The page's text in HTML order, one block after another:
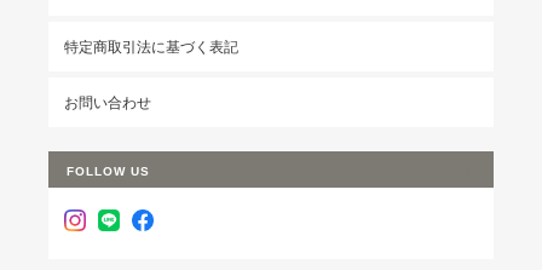
特定商取引法に基づく表記
お問い合わせ
FOLLOW US